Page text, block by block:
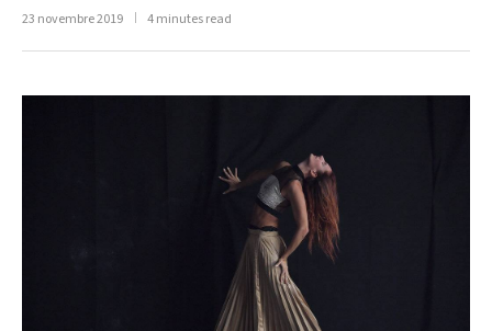
23 novembre 2019 4 minutes read